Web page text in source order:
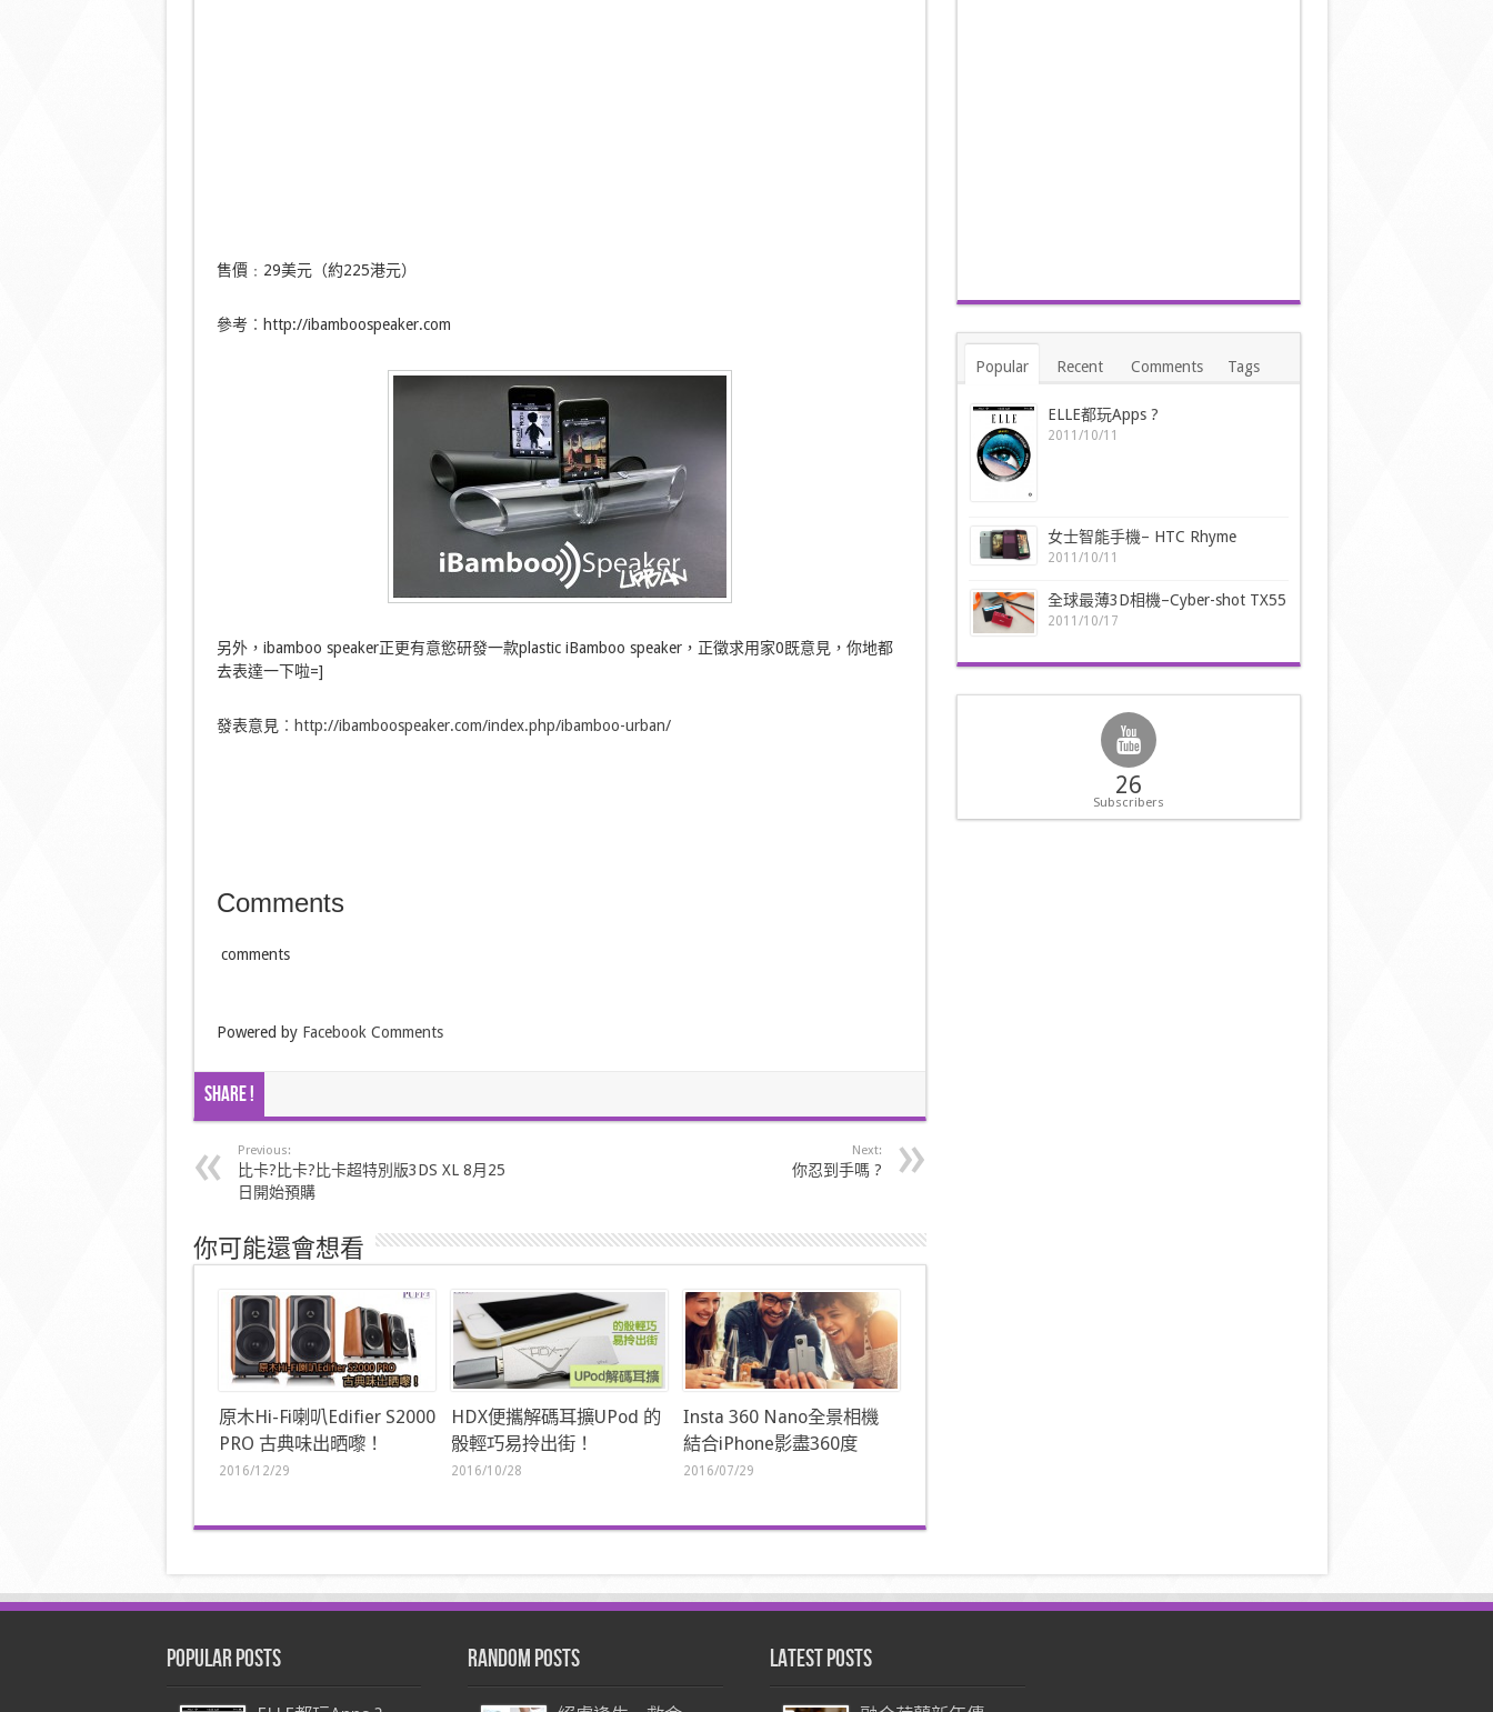
售價﹕29美元（約225港元）
參考︰http://ibamboospeaker.com
另外，ibamboo speaker正更有意慾研發一款plastic iBamboo speaker，正徵求用家0既意見，你地都
去表達一下啦=]
發表意見︰ http://ibamboospeaker.com/index.php/ibamboo-urban/
Comments
comments
Powered by Facebook Comments
Share !
Previous:
比卡?比卡?比卡超特別版3DS XL 8月25
日開始預購
Next:
你忍到手嗎 ?
你可能還會想看
原木Hi-Fi喇叭Edifier S2000
PRO 古典味出晒嚟！
2016/12/29
HDX便攜解碼耳擴UPod 的
骰輕巧易拎出街！
2016/10/28
Insta 360 Nano全景相機
結合iPhone影盡360度
2016/07/29
Popular Recent Comments Tags
ELLE都玩Apps ?
2011/10/11
女士智能手機– HTC Rhyme
2011/10/11
全球最薄3D相機–Cyber-shot TX55
2011/10/17
26
Subscribers
Popular Posts Random Posts Latest Posts